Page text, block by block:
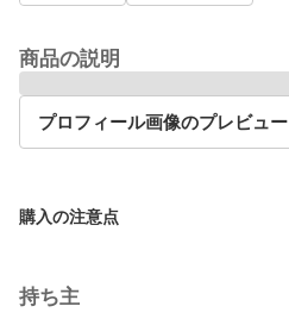
商品の説明
プロフィール画像のプレビュー
購入の注意点
持ち主